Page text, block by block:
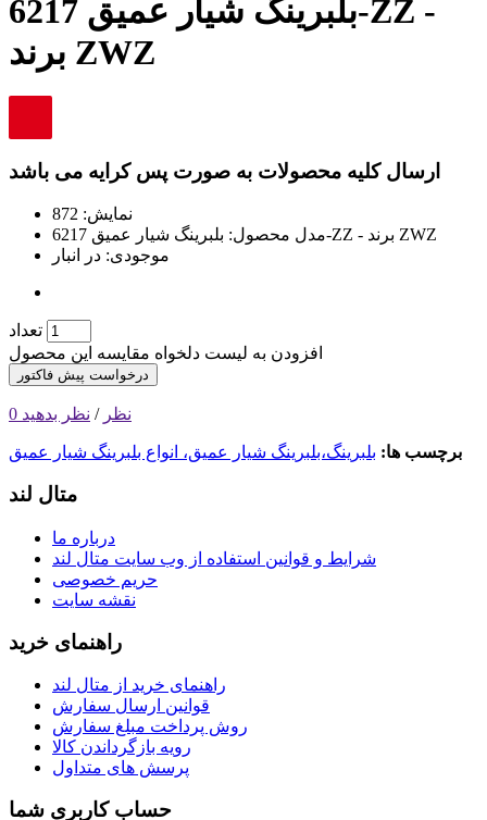
بلبرینگ شیار عمیق 6217-ZZ -
برند ZWZ
ارسال کلیه محصولات به صورت پس کرایه می باشد
نمایش: 872
مدل محصول:
بلبرینگ شیار عمیق 6217-ZZ - برند ZWZ
موجودی: در انبار
تعداد
افزودن به لیست دلخواه مقایسه این محصول
درخواست پیش فاکتور
0 نظر / نظر بدهید
برچسب ها: بلبرینگ،بلبرینگ شیار عمیق، انواع بلبرینگ شیار عمیق
متال لند
درباره ما
شرایط و قوانین استفاده از وب سایت متال لند
حریم خصوصی
نقشه سایت
راهنمای خرید
راهنمای خرید از متال لند
قوانین ارسال سفارش
روش‌ پرداخت مبلغ سفارش
رویه بازگرداندن کالا
پرسش های متداول
حساب کاربری شما